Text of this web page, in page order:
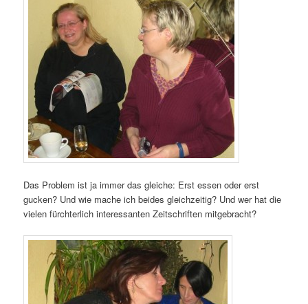
Das Problem ist ja immer das gleiche: Erst essen oder erst
gucken? Und wie mache ich beides gleichzeitig? Und wer hat die
vielen fürchterlich interessanten Zeitschriften mitgebracht?